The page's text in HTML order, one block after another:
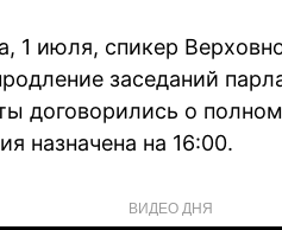
1 июля, спикер
заседаний
договорились о
назначена на 16:00.
ВИДЕО ДНЯ